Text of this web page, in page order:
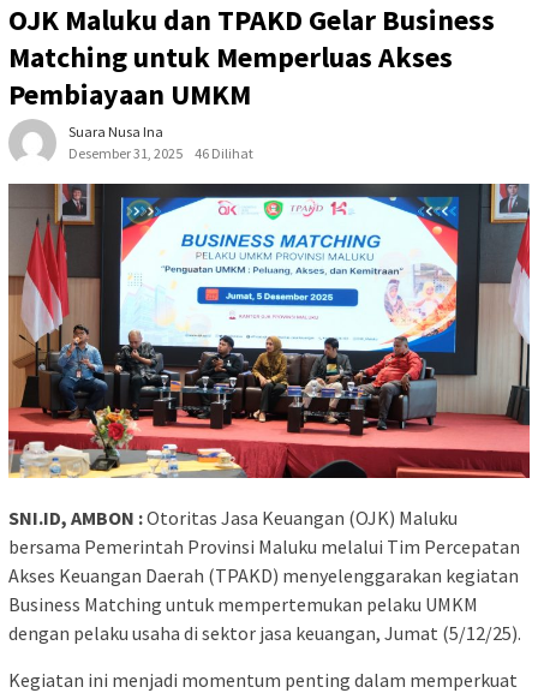
OJK Maluku dan TPAKD Gelar Business
Matching untuk Memperluas Akses
Pembiayaan UMKM
Suara Nusa Ina
Desember 31, 2025
46 Dilihat
SNI.ID, AMBON :Otoritas Jasa Keuangan (OJK) Maluku
bersama Pemerintah Provinsi Maluku melalui Tim Percepatan
Akses Keuangan Daerah (TPAKD) menyelenggarakan kegiatan
Business Matching untuk mempertemukan pelaku UMKM
dengan pelaku usaha di sektor jasa keuangan, Jumat (5/12/25).
Kegiatan ini menjadi momentum penting dalam memperkuat